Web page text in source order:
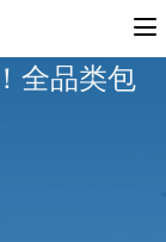
全品类包